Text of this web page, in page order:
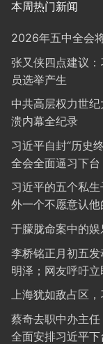
本周热门新闻
2026年五中全会
张又侠四点建议
员选举产生
中共高层权力世
溃内幕全纪录
习近平自封“历史
全会全面逼习下台
习近平的五个私
外一个不愿意认
于朦胧命案中的
李桥铭正月初五
明泽；网友呼吁
上海犹如敌占区
蔡奇去职中办主
全面安排习近平